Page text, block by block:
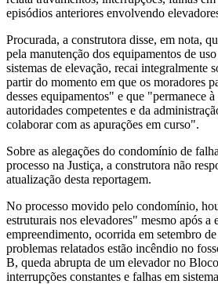
episódios anteriores envolvendo
Procurada, a construtora disse, em nota,
pela manutenção dos equipamentos de
sistemas de elevação, recai integralmente
partir do momento em que os moradores
desses equipamentos" e que "permanece
autoridades competentes e da
colaborar com as apurações em curso".
Sobre as alegações do condomínio de
processo na Justiça, a construtora não
atualização desta reportagem.
No processo movido pelo condomínio,
estruturais nos elevadores" mesmo após a
empreendimento, ocorrida em setembro
problemas relatados estão incêndio no
B, queda abrupta de um elevador no
interrupções constantes e falhas em